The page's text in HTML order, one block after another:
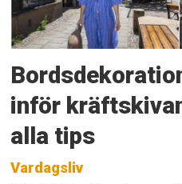
inför
alla tips
Vardagsliv